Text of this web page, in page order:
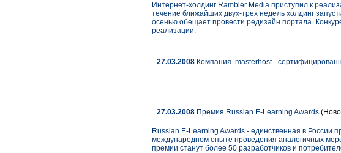
Интернет-холдинг Rambler Media приступил к
течение ближайших двух-трех недель холдинг
осенью обещает провести редизайн портала.
реализации.
27.03.2008 Компания .masterhost -
27.03.2008 Премия Russian E-Learning Awards
Russian E-Learning Awards - единственная в России
международном опыте проведения аналогичных
премии станут более 50 разработчиков и